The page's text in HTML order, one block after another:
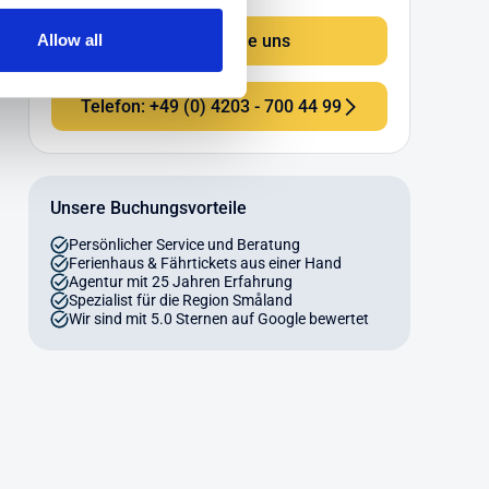
Allow all Schreiben Sie uns
Telefon: +49 (0) 4203 - 700 44 99
Unsere Buchungsvorteile
Persönlicher Service und Beratung
Ferienhaus & Fährtickets aus einer Hand
Agentur mit 25 Jahren Erfahrung
Spezialist für die Region Småland
Wir sind mit 5.0 Sternen auf Google bewertet